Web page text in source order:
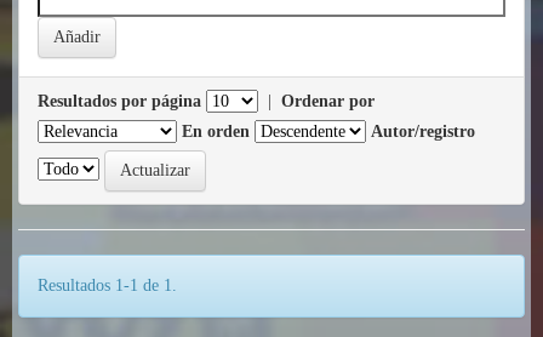
Resultados por página
Ordenar por
En orden
Autor/registro
Resultados 1-1 de 1.